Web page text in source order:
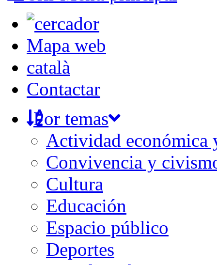
Mapa web
català
Contactar
Por temas
Actividad económica
Convivencia y
Cultura
Educación
Espacio público
Deportes